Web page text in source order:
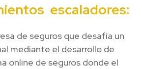
escaladores:
de seguros que desafía un
mediante el desarrollo de
online de seguros donde el